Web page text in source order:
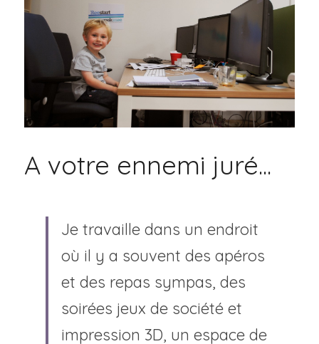
A votre ennemi juré...
Je travaille dans un endroit
où il y a souvent des apéros
et des repas sympas, des
soirées jeux de société et
impression 3D, un espace de